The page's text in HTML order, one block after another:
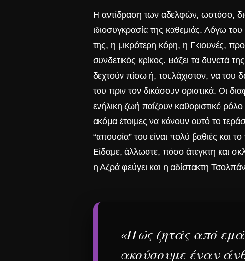
Η αντίδραση των αδελφών, ωστόσο,
ιδιοσυγκρασία της καθεμιάς. Λόγω του
της, η μικρότερη κόρη, η Γκιουνές,
συνδετικός κρίκος. Βάζει τα δυνατά
δεχτούν πίσω ή, τουλάχιστον, να του
του πριν τον δικάσουν οριστικά. Οι
ενήλικη ζωή παίζουν καθοριστικό
ακόμα έτοιμες να κάνουν αυτό το
“απουσία” του είναι πολύ βαθιές και
Είδαμε, άλλωστε, πόσο άτεγκτη και
η Αζρά φεύγει και η αδίστακτη
«Πώς ζητάς από
ακούσουμε έναν